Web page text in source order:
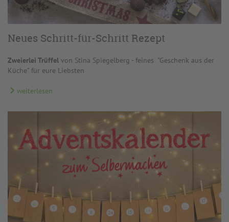
Neues Schritt-für-Schritt Rezept
Zweierlei Trüffel von Stina Spiegelberg - feines "Geschenk aus der
Küche" für eure Liebsten
weiterlesen